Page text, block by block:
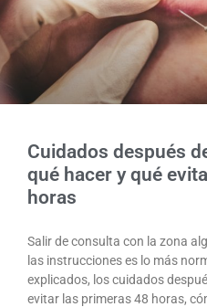
Cuidados después
qué hacer y qué
horas
Salir de consulta con la zona
las instrucciones es lo más
explicados, los cuidados
evitar las primeras 48 horas,